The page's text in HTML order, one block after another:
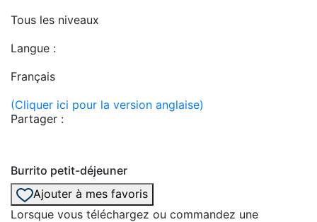
Tous les niveaux
Langue :
Français
(Cliquer ici pour la version anglaise)
Partager :
Burrito petit-déjeuner
Ajouter à mes favoris
Lorsque vous téléchargez ou commandez une